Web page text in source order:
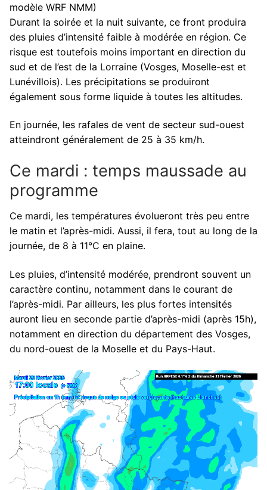
modèle WRF NMM)
Durant la soirée et la nuit suivante, ce front produira
des pluies d’intensité faible à modérée en région. Ce
risque est toutefois moins important en direction du
sud et de l’est de la Lorraine (Vosges, Moselle-est et
Lunévillois). Les précipitations se produiront
également sous forme liquide à toutes les altitudes.
En journée, les rafales de vent de secteur sud-ouest
atteindront généralement de 25 à 35 km/h.
Ce mardi : temps maussade au
programme
Ce mardi, les températures évolueront très peu entre
le matin et l’après-midi. Aussi, il fera, tout au long de la
journée, de 8 à 11°C en plaine.
Les pluies, d’intensité modérée, prendront souvent un
caractère continu, notamment dans le courant de
l’après-midi. Par ailleurs, les plus fortes intensités
auront lieu en seconde partie d’après-midi (après 15h),
notamment en direction du département des Vosges,
du nord-ouest de la Moselle et du Pays-Haut.